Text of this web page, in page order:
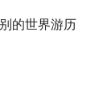
的世界游历